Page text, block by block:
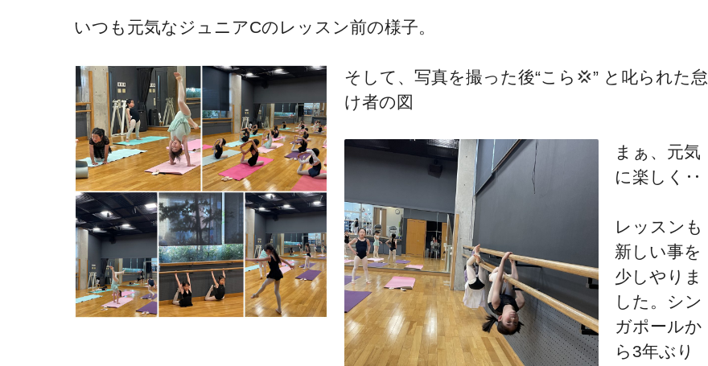
いつも元気なジュニアCのレッスン前の様子。
そして、写真を撮った後“こら💢” と叱られた怠
け者の図
まぁ、元気
に楽しく‥
レッスンも
新しい事を
少しやりま
した。シン
ガポールか
ら3年ぶり